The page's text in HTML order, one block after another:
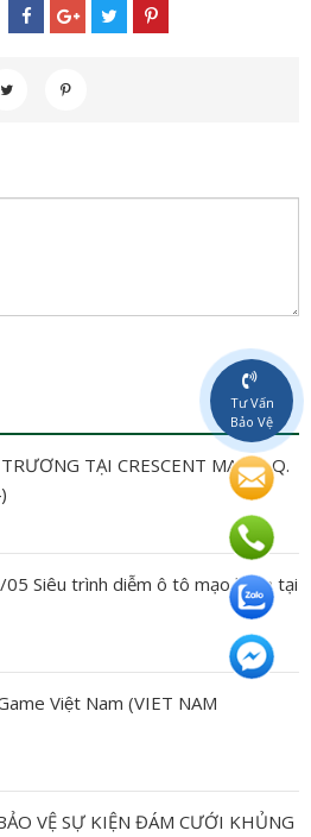
TẠI CRESCENT MAILL, Q.
05 Siêu trình diễm ô tô mạo hiểm tại
Việt Nam (VIET NAM
VỆ SỰ KIỆN ĐÁM CƯỚI KHỦNG
Tư Vấn
Bảo Vệ